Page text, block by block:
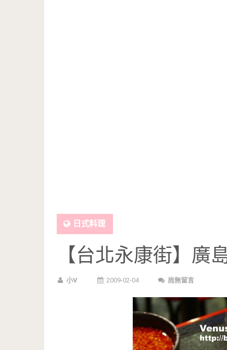
日式料理
【台北永康街】廣
小V 2009-02-04 尚無留言